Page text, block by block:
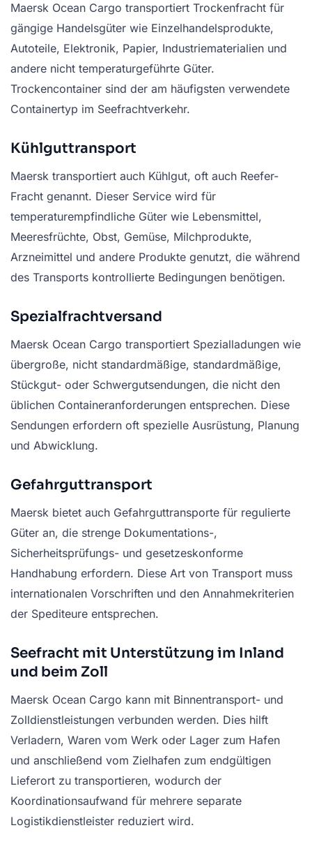
Maersk Ocean Cargo transportiert Trockenfracht für
gängige Handelsgüter wie Einzelhandelsprodukte,
Autoteile, Elektronik, Papier, Industriematerialien und
andere nicht temperaturgeführte Güter.
Trockencontainer sind der am häufigsten verwendete
Containertyp im Seefrachtverkehr.
Kühlguttransport
Maersk transportiert auch Kühlgut, oft auch Reefer-
Fracht genannt. Dieser Service wird für
temperaturempfindliche Güter wie Lebensmittel,
Meeresfrüchte, Obst, Gemüse, Milchprodukte,
Arzneimittel und andere Produkte genutzt, die während
des Transports kontrollierte Bedingungen benötigen.
Spezialfrachtversand
Maersk Ocean Cargo transportiert Spezialladungen wie
übergroße, nicht standardmäßige, standardmäßige,
Stückgut- oder Schwergutsendungen, die nicht den
üblichen Containeranforderungen entsprechen. Diese
Sendungen erfordern oft spezielle Ausrüstung, Planung
und Abwicklung.
Gefahrguttransport
Maersk bietet auch Gefahrguttransporte für regulierte
Güter an, die strenge Dokumentations-,
Sicherheitsprüfungs- und gesetzeskonforme
Handhabung erfordern. Diese Art von Transport muss
internationalen Vorschriften und den Annahmekriterien
der Spediteure entsprechen.
Seefracht mit Unterstützung im Inland
und beim Zoll
Maersk Ocean Cargo kann mit Binnentransport- und
Zolldienstleistungen verbunden werden. Dies hilft
Verladern, Waren vom Werk oder Lager zum Hafen
und anschließend vom Zielhafen zum endgültigen
Lieferort zu transportieren, wodurch der
Koordinationsaufwand für mehrere separate
Logistikdienstleister reduziert wird.